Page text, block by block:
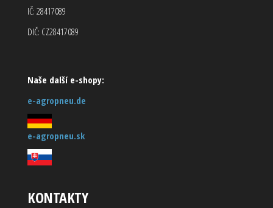
IČ: 28417089
DIČ: CZ28417089
Naše další e-shopy:
e-agropneu.de
e-agropneu.sk
KONTAKTY